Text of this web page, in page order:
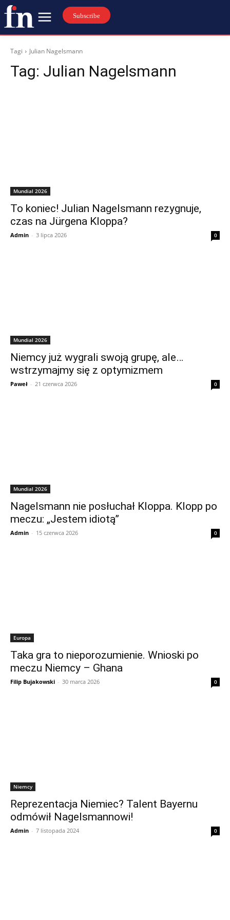
Subscribe
Tagi Julian Nagelsmann
Tag: Julian Nagelsmann
Mundial 2026
To koniec! Julian Nagelsmann rezygnuje,
czas na Jürgena Kloppa?
Admin - 3 lipca 2026 0
Mundial 2026
Niemcy już wygrali swoją grupę, ale…
wstrzymajmy się z optymizmem
Paweł - 21 czerwca 2026 0
Mundial 2026
Nagelsmann nie posłuchał Kloppa. Klopp po
meczu: „Jestem idiotą”
Admin - 15 czerwca 2026 0
Europa
Taka gra to nieporozumienie. Wnioski po
meczu Niemcy – Ghana
Filip Bujakowski - 30 marca 2026 0
Niemcy
Reprezentacja Niemiec? Talent Bayernu
odmówił Nagelsmannowi!
Admin - 7 listopada 2024 0